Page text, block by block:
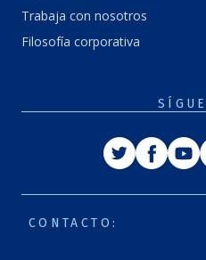
Trabaja con nosotros
Filosofía corporativa
Twitter
CONTACTO: